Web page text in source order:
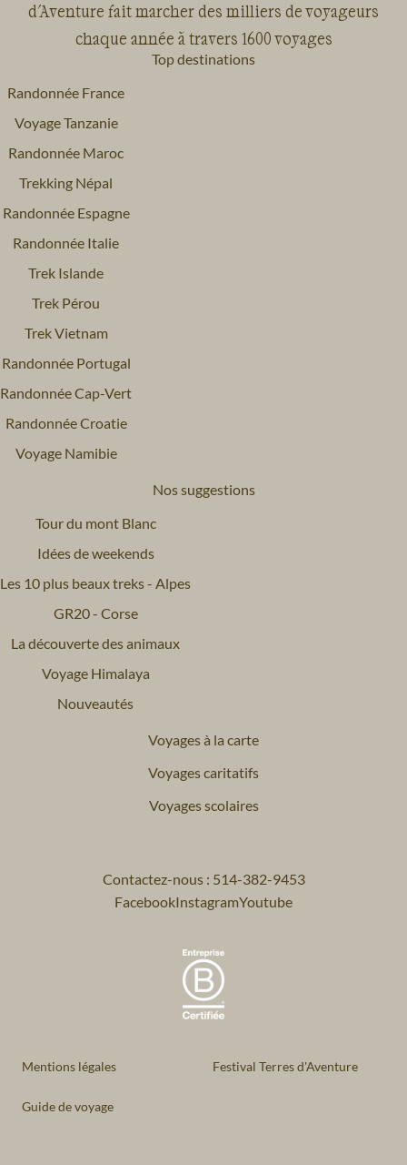
d'Aventure fait marcher des milliers de voyageurs
chaque année à travers 1600 voyages
Top destinations
Randonnée France
Voyage Tanzanie
Randonnée Maroc
Trekking Népal
Randonnée Espagne
Randonnée Italie
Trek Islande
Trek Pérou
Trek Vietnam
Randonnée Portugal
Randonnée Cap-Vert
Randonnée Croatie
Voyage Namibie
Nos suggestions
Tour du mont Blanc
Idées de weekends
Les 10 plus beaux treks - Alpes
GR20 - Corse
La découverte des animaux
Voyage Himalaya
Nouveautés
Voyages à la carte
Voyages caritatifs
Voyages scolaires
Contactez-nous : 514-382-9453
FacebookInstagramYoutube
Mentions légales Festival Terres d'Aventure
Guide de voyage